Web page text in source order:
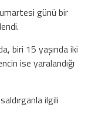
günü bir
biri 15 yaşında iki
ise yaralandığı
ilgili